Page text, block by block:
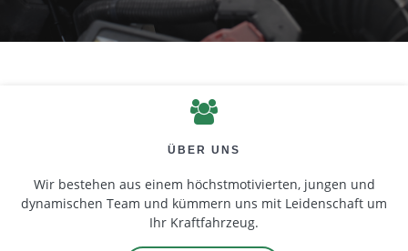
ÜBER UNS
Wir bestehen aus einem höchstmotivierten, jungen und
dynamischen Team und kümmern uns mit Leidenschaft um
Ihr Kraftfahrzeug.